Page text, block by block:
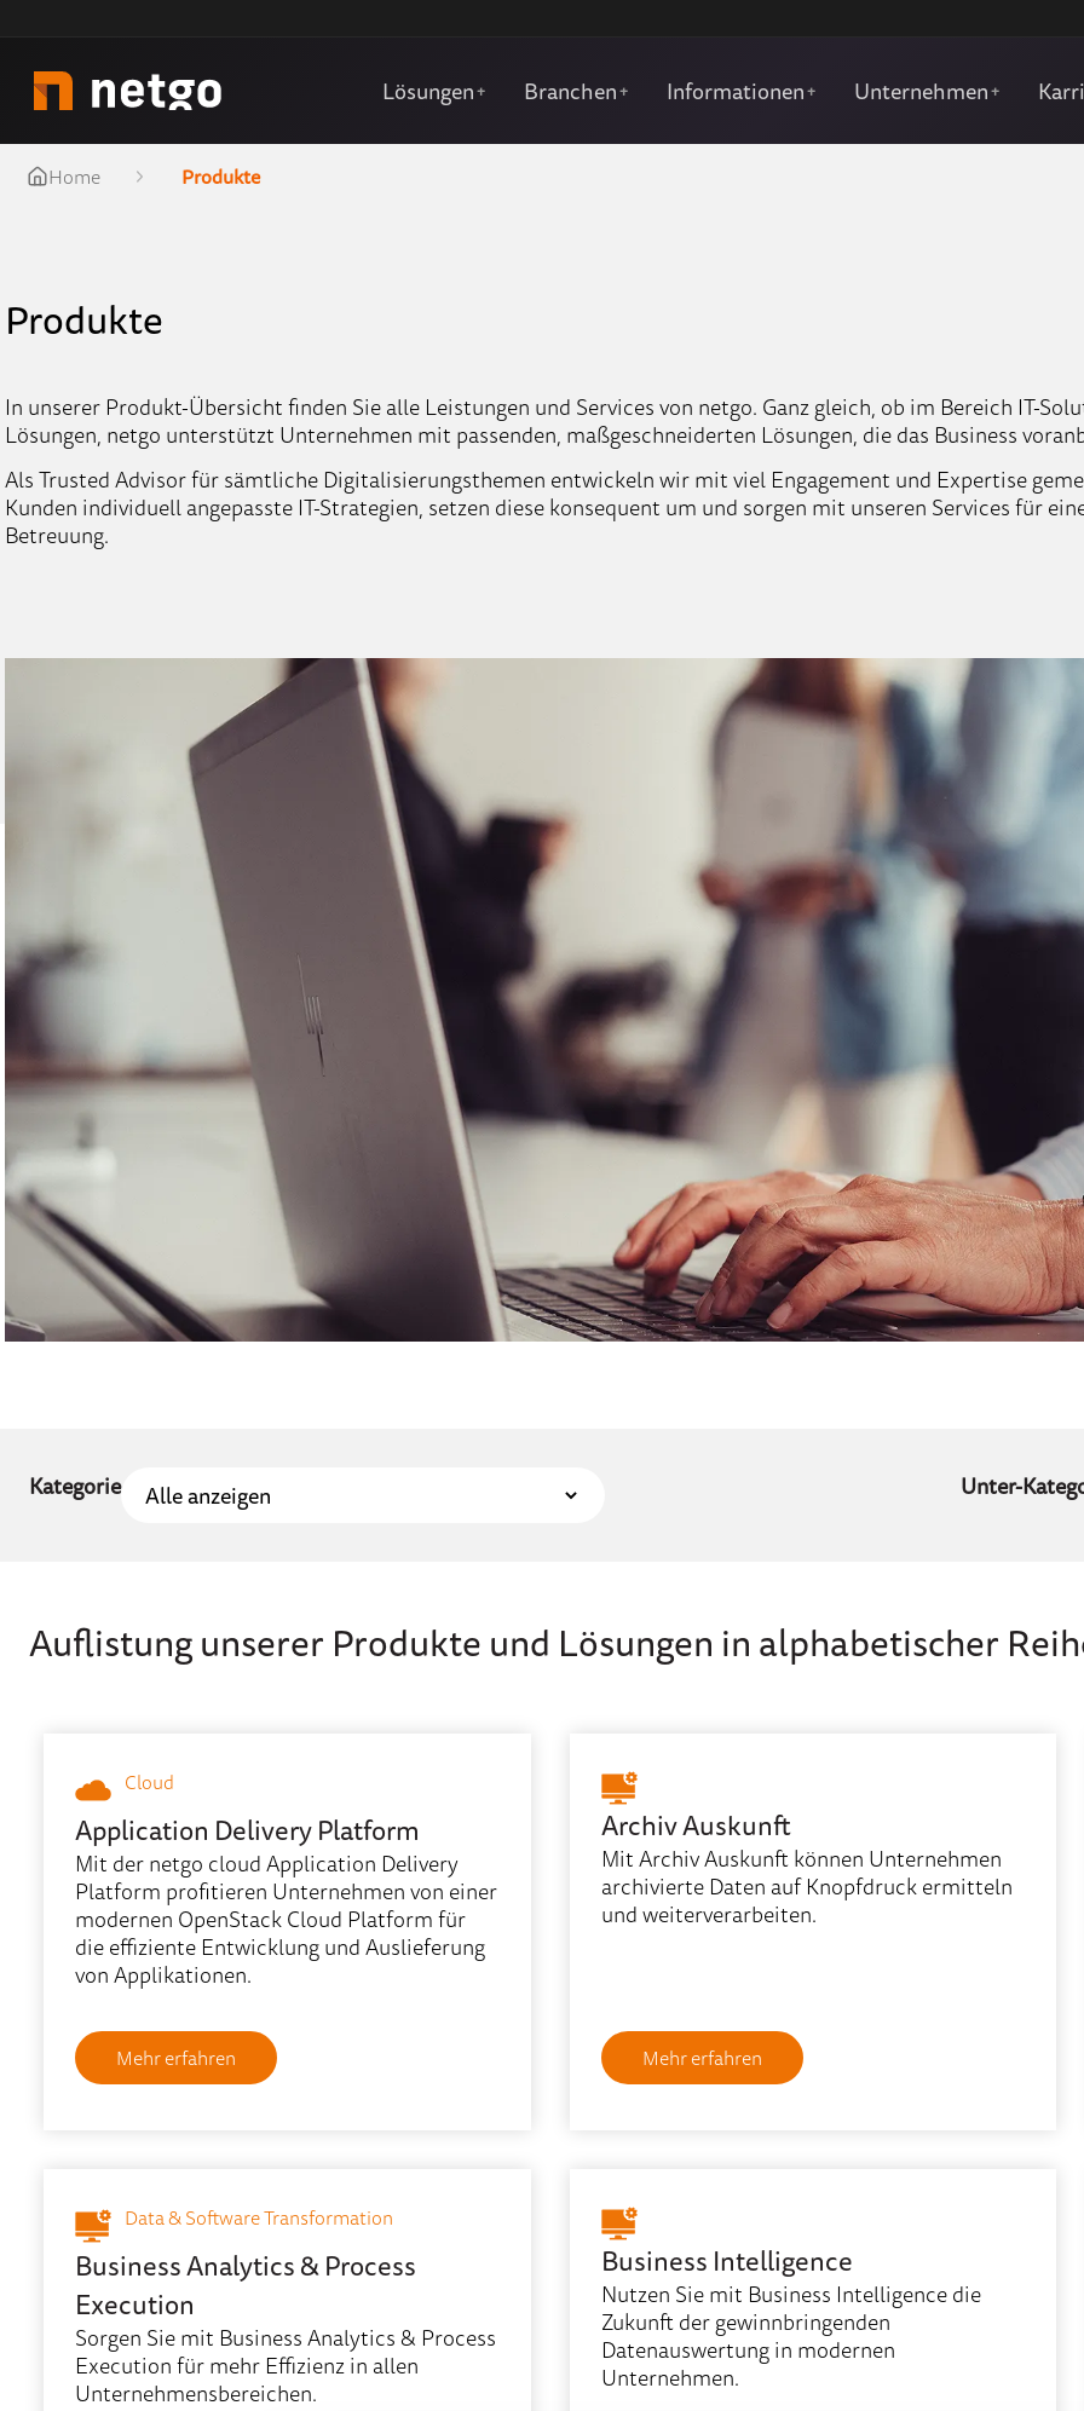
Lösungen+ Branchen+ Informationen+ Unternehmen+
Home Produkte
Produkte
In unserer Produkt-Übersicht finden Sie alle Leistungen und Services von netgo. Ganz gleich, ob im Bereich IT-
Lösungen, netgo unterstützt Unternehmen mit passenden, maßgeschneiderten Lösungen, die das Business
Als Trusted Advisor für sämtliche Digitalisierungsthemen entwickeln wir mit viel Engagement und Expertise
Kunden individuell angepasste IT-Strategien, setzen diese konsequent um und sorgen mit unseren Services für
Betreuung.
Kategorie Unter-
Auflistung unserer Produkte und Lösungen in alphabetischer
Cloud
Application Delivery Platform
Mit der netgo cloud Application Delivery
Platform profitieren Unternehmen von einer
modernen OpenStack Cloud Platform für
die effiziente Entwicklung und Auslieferung
von Applikationen.
Mehr erfahren
Archiv Auskunft
Mit Archiv Auskunft können Unternehmen
archivierte Daten auf Knopfdruck ermitteln
und weiterverarbeiten.
Mehr erfahren
Data & Software Transformation
Business Analytics & Process
Execution
Sorgen Sie mit Business Analytics & Process
Execution für mehr Effizienz in allen
Unternehmensbereichen.
Business Intelligence
Nutzen Sie mit Business Intelligence die
Zukunft der gewinnbringenden
Datenauswertung in modernen
Unternehmen.